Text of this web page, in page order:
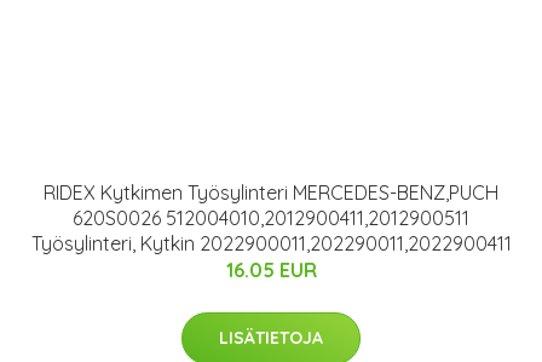
RIDEX Kytkimen Työsylinteri MERCEDES-BENZ,PUCH
620S0026 512004010,2012900411,2012900511
Työsylinteri, Kytkin 2022900011,202290011,2022900411
16.05 EUR
LISÄTIETOJA